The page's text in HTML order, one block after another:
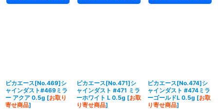
ピカエース[No.469]シ
ャインダスト#469ミラ
ー アクア 0.5g [お取り
寄せ商品]
ピカエース[No.471]シ
ャインダスト #471 ミラ
ーホワイト L 0.5g [お取
り寄せ商品]
ピカエース[No.474]シ
ャインダスト #474ミラ
ーゴールドL 0.5g [お取
り寄せ商品]